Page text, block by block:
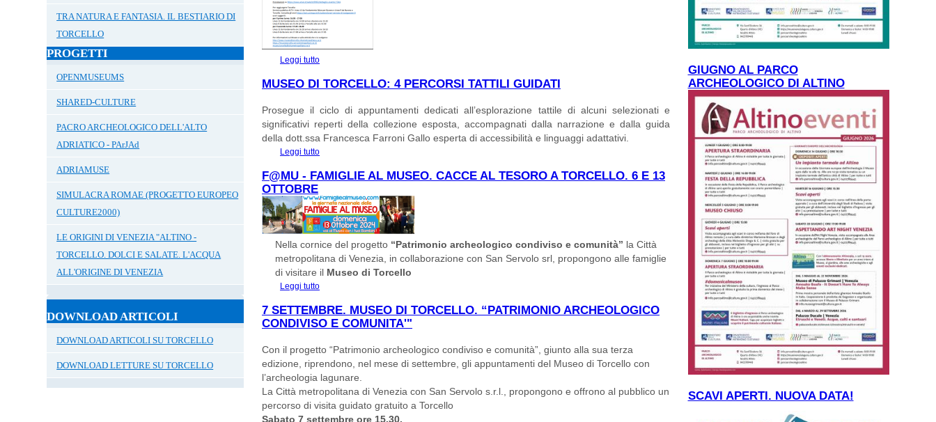
TRA NATURA E FANTASIA. IL BESTIARIO DI
TORCELLO
PROGETTI
OPENMUSEUMS
SHARED-CULTURE
PACRO ARCHEOLOGICO DELL'ALTO
ADRIATICO - PArJAd
ADRIAMUSE
SIMULACRA ROMAE (PROGETTO EUROPEO
CULTURE2000)
LE ORIGINI DI VENEZIA "ALTINO -
TORCELLO. DOLCI E SALATE. L'ACQUA
ALL'ORIGINE DI VENEZIA
DOWNLOAD ARTICOLI
DOWNLOAD ARTICOLI SU TORCELLO
DOWNLOAD LETTURE SU TORCELLO
Leggi tutto
SU https://www.unive.it/web/it/6963/dettaglio-evento/1344
MUSEO DI TORCELLO: 4 PERCORSI TATTILI GUIDATI
Prosegue il ciclo di appuntamenti dedicati all’esplorazione tattile di alcuni selezionati e
significativi reperti della collezione esposta, accompagnati dalla narrazione e dalla guida
della dott.ssa Francesca Farroni Gallo esperta di accessibilità e linguaggi adattativi.
Leggi tutto
F@MU - FAMIGLIE AL MUSEO. CACCE AL TESORO A TORCELLO. 6 E 13
OTTOBRE
Nella cornice del progetto “Patrimonio archeologico condiviso e comunità” la Città
metropolitana di Venezia, in collaborazione con San Servolo srl, propongono alle famiglie
di visitare il Museo di Torcello
Leggi tutto
7 SETTEMBRE. MUSEO DI TORCELLO. “PATRIMONIO ARCHEOLOGICO
CONDIVISO E COMUNITA'"
Con il progetto “Patrimonio archeologico condiviso e comunità”, giunto alla sua terza
edizione, riprendono, nel mese di settembre, gli appuntamenti del Museo di Torcello con
l’archeologia lagunare.
La Città metropolitana di Venezia con San Servolo s.r.l., propongono e offrono al pubblico un
percorso di visita guidato gratuito a Torcello
Sabato 7 settembre ore 15.30.
GIUGNO AL PARCO
ARCHEOLOGICO DI ALTINO
SCAVI APERTI. NUOVA DATA!